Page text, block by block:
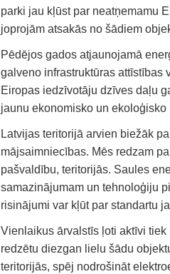
parki jau kļūst par neatņemamu
joprojām atsakās no šādiem
Pēdējos gados atjaunojamā
galveno infrastruktūras attīstības
Eiropas iedzīvotāju dzīves daļu
jaunu ekonomisko un ekoloģisko
Latvijas teritorijā arvien biežāk
mājsaimniecības. Mēs redzam
pašvaldību, teritorijās. Saules
samazinājumam un tehnoloģiju
risinājumi var kļūt par standartu
Vienlaikus ārvalstīs ļoti aktīvi
redzētu diezgan lielu šādu
teritorijās, spēj nodrošināt